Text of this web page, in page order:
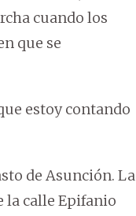
cuando los
que se
estoy contando
de Asunción. La
la calle Epifanio